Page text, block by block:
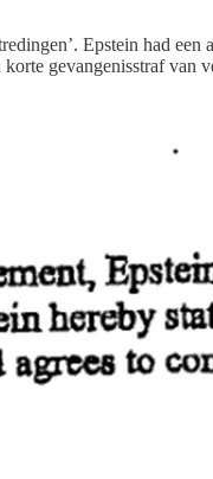
Epstein had
gevangenisstraf